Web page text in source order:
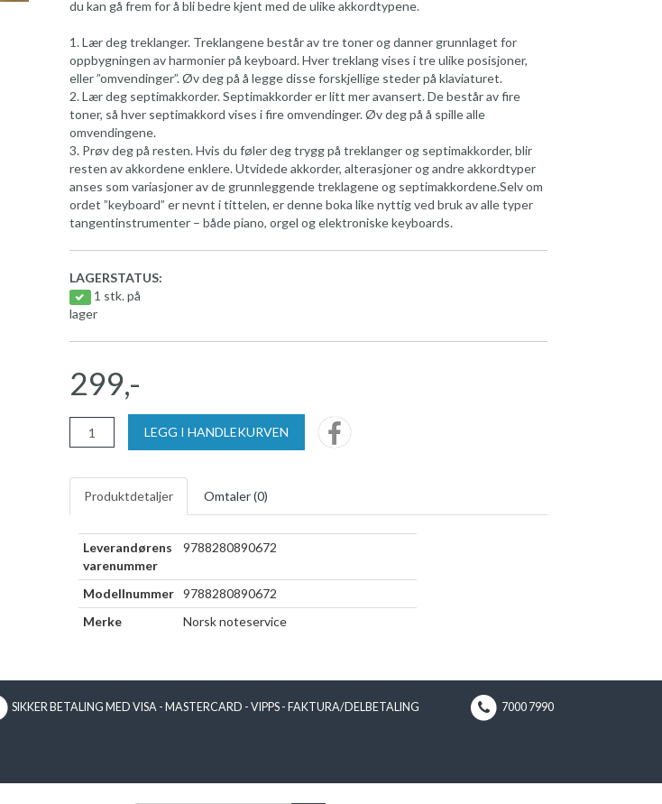
du kan gå frem for å bli bedre kjent med de ulike akkordtypene.
1. Lær deg treklanger. Treklangene består av tre toner og danner grunnlaget for
oppbygningen av harmonier på keyboard. Hver treklang vises i tre ulike posisjoner,
eller ”omvendinger”. Øv deg på å legge disse forskjellige steder på klaviaturet.
2. Lær deg septimakkorder. Septimakkorder er litt mer avansert. De består av fire
toner, så hver septimakkord vises i fire omvendinger. Øv deg på å spille alle
omvendingene.
3. Prøv deg på resten. Hvis du føler deg trygg på treklanger og septimakkorder, blir
resten av akkordene enklere. Utvidede akkorder, alterasjoner og andre akkordtyper
anses som variasjoner av de grunnleggende treklagene og septimakkordene.Selv om
ordet ”keyboard” er nevnt i tittelen, er denne boka like nyttig ved bruk av alle typer
tangentinstrumenter – både piano, orgel og elektroniske keyboards.
LAGERSTATUS:
1 stk. på
lager
299,-
LEGG I HANDLEKURVEN
Produktdetaljer Omtaler (0)
Leverandørens
varenummer
9788280890672
Modellnummer 9788280890672
Merke
Norsk noteservice
SIKKER BETALING MED VISA - MASTERCARD - VIPPS - FAKTURA/DELBETALING 7000 7990